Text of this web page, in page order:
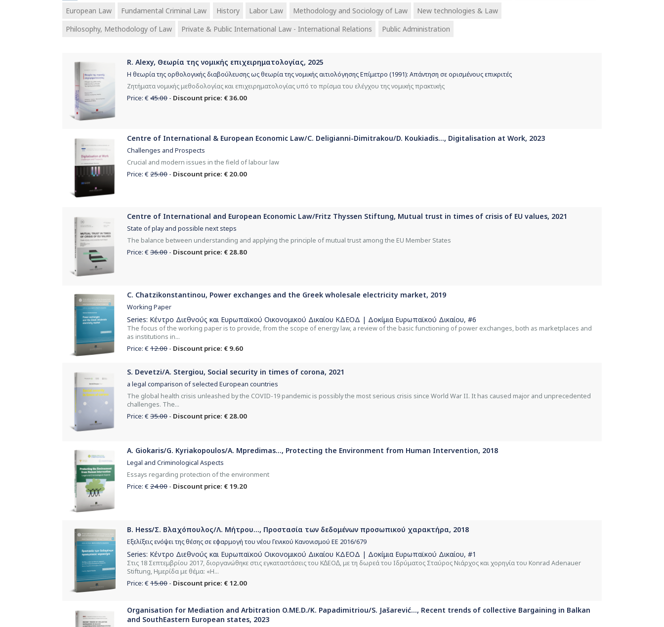
European Law Fundamental Criminal Law History Labor Law Methodology and Sociology of Law
New technologies & Law
Philosophy, Methodology of Law
Private & Public International Law - International Relations Public Administration
R. Alexy, Θεωρία της νομικής επιχειρηματολογίας, 2025
Η θεωρία της ορθολογικής διαβούλευσης ως θεωρία της νομικής αιτιολόγησης Επίμετρο (1991): Απάντηση σε ορισμένους επικριτές
Ζητήματα νομικής μεθοδολογίας και επιχειρηματολογίας υπό το πρίσμα του ελέγχου της νομικής πρακτικής
Price: € 45.00 - Discount price: € 36.00
Centre of International & European Economic Law/C. Deligianni-Dimitrakou/D. Koukiadis..., Digitalisation at Work, 2023
Challenges and Prospects
Crucial and modern issues in the field of labour law
Price: € 25.00 - Discount price: € 20.00
Centre of International and European Economic Law/Fritz Thyssen Stiftung, Mutual trust in times of crisis of EU values, 2021
State of play and possible next steps
The balance between understanding and applying the principle of mutual trust among the EU Member States
Price: € 36.00 - Discount price: € 28.80
C. Chatzikonstantinou, Power exchanges and the Greek wholesale electricity market, 2019
Working Paper
Series: Κέντρο Διεθνούς και Ευρωπαϊκού Οικονομικού Δικαίου ΚΔΕΟΔ | Δοκίμια Ευρωπαϊκού Δικαίου, #6
The focus of the working paper is to provide, from the scope of energy law, a review of the basic functioning of power exchanges, both as marketplaces and
as institutions in...
Price: € 12.00 - Discount price: € 9.60
S. Devetzi/A. Stergiou, Social security in times of corona, 2021
a legal comparison of selected European countries
The global health crisis unleashed by the COVID-19 pandemic is possibly the most serious crisis since World War II. It has caused major and unprecedented
challenges. The...
Price: € 35.00 - Discount price: € 28.00
A. Giokaris/G. Kyriakopoulos/A. Mpredimas..., Protecting the Environment from Human Intervention, 2018
Legal and Criminological Aspects
Essays regarding protection of the environment
Price: € 24.00 - Discount price: € 19.20
B. Hess/Σ. Βλαχόπουλος/Λ. Μήτρου..., Προστασία των δεδομένων προσωπικού χαρακτήρα, 2018
Εξελίξεις ενόψει της θέσης σε εφαρμογή του νέου Γενικού Κανονισμού ΕΕ 2016/679
Series: Κέντρο Διεθνούς και Ευρωπαϊκού Οικονομικού Δικαίου ΚΔΕΟΔ | Δοκίμια Ευρωπαϊκού Δικαίου, #1
Στις 18 Σεπτεμβρίου 2017, διοργανώθηκε στις εγκαταστάσεις του Κ∆ΕΟ∆, με τη δωρεά του Ιδρύματος Σταύρος Νιάρχος και χορηγία του Konrad Adenauer
Stiftung, Ημερίδα με θέμα: «Η...
Price: € 15.00 - Discount price: € 12.00
Organisation for Mediation and Arbitration O.ME.D./K. Papadimitriou/S. Jašarević..., Recent trends of collective Bargaining in Balkan
and SouthEastern European states, 2023